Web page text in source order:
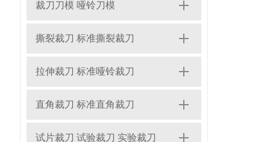
裁刀刀模 哑铃刀模
撕裂裁刀 标准撕裂裁刀
拉伸裁刀 标准哑铃裁刀
直角裁刀 标准直角裁刀
试片裁刀 试验裁刀 实验裁刀